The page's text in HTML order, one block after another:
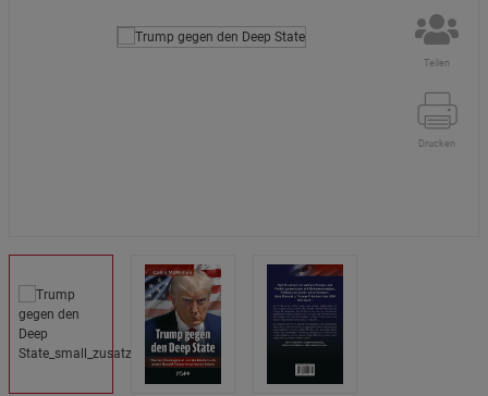
Teilen
Drucken